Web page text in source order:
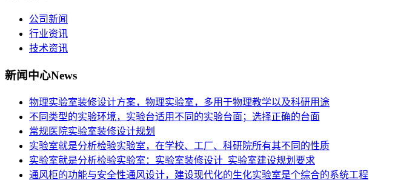
公司新闻
行业资讯
技术资讯
新闻中心News
物理实验室装修设计方案，物理实验室，多用于物理教学以及科研用途
不同类型的实验环境，实验台适用不同的实验台面；选择正确的台面
常规医院实验室装修设计规划
实验室就是分析检验实验室，在学校、工厂、科研院所有其不同的性质
实验室就是分析检验实验室：实验室装修设计_实验室建设规划要求
通风柜的功能与安全性通风设计，建设现代化的生化实验室是个综合的系统工程